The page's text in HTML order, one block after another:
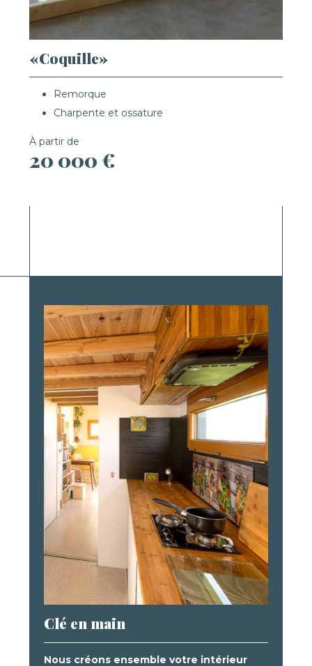
«Coquille»
Remorque
Charpente et ossature
À partir de
20 000 €
Clé en main
Nous créons ensemble votre intérieur